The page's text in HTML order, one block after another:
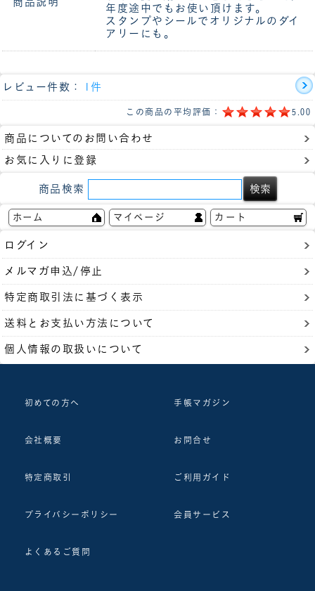
年度途中でもお使い頂けます。
スタンプやシールでオリジナルのダイ
アリーにも。
レビュー件数： 1件
この商品の平均評価： 5.00
商品についてのお問い合わせ
お気に入りに登録
商品検索
ホーム マイページ カート
ログイン
メルマガ申込/停止
特定商取引法に基づく表示
送料とお支払い方法について
個人情報の取扱いについて
初めての方へ 手帳マガジン
会社概要 お問合せ
特定商取引 ご利用ガイド
プライバシーポリシー 会員サービス
よくあるご質問